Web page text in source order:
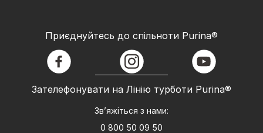
Зателефонувати на Лінію турботи Purina®
Зв’яжіться з нами:
0 800 50 09 50
Приєднуйтесь до спільноти Purina®
facebook instagram youtube